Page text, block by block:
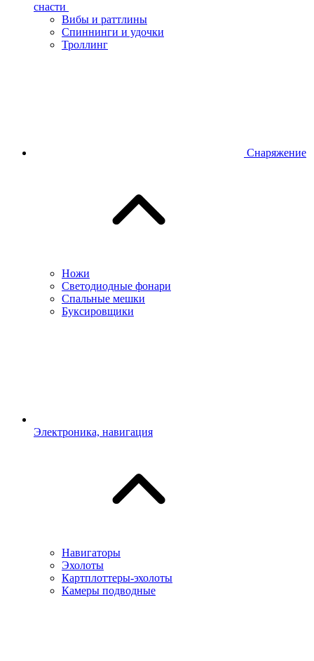
снасти
Вибы и раттлины
Спиннинги и удочки
Троллинг
Снаряжение
Ножи
Светодиодные фонари
Спальные мешки
Буксировщики
Электроника, навигация
Навигаторы
Эхолоты
Картплоттеры-эхолоты
Камеры подводные